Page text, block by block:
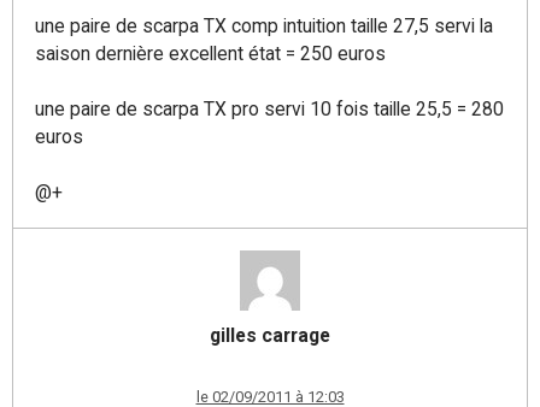
une paire de scarpa TX comp intuition taille 27,5 servi la
saison dernière excellent état = 250 euros
une paire de scarpa TX pro servi 10 fois taille 25,5 = 280
euros
@+
gilles carrage
le 02/09/2011 à 12:03